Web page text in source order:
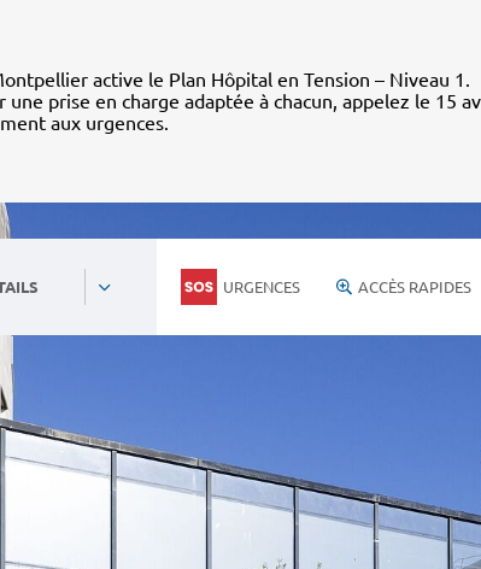
active le Plan Hôpital en Tension – Niveau 1.
une prise en charge adaptée à chacun, appelez le 15
aux urgences.
URGENCES ACCÈS RAPIDES